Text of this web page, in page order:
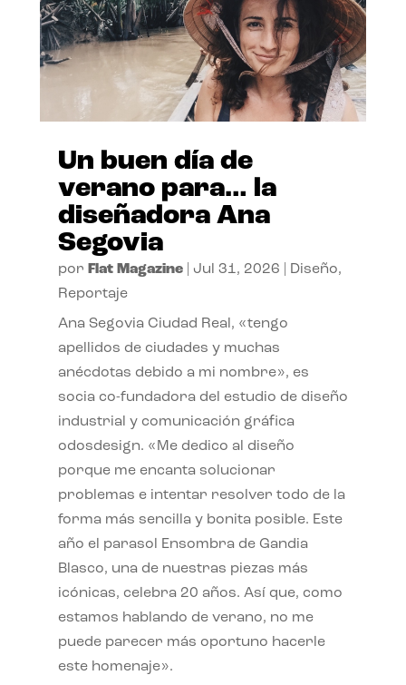
Un buen día de
verano para… la
diseñadora Ana
Segovia
por Flat Magazine| Jul 31, 2026 Diseño,
Reportaje
Ana Segovia Ciudad Real, «tengo
apellidos de ciudades y muchas
anécdotas debido a mi nombre», es
socia co-fundadora del estudio de diseño
industrial y comunicación gráfica
odosdesign. «Me dedico al diseño
porque me encanta solucionar
problemas e intentar resolver todo de la
forma más sencilla y bonita posible. Este
año el parasol Ensombra de Gandia
Blasco, una de nuestras piezas más
icónicas, celebra 20 años. Así que, como
estamos hablando de verano, no me
puede parecer más oportuno hacerle
este homenaje».